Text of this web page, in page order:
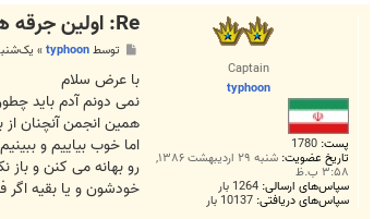
Captain
typhoon
پست: 1780
تاریخ عضویت: شنبه ۲۹ اردیبهشت ۱۳۸۶,
۳:۵۸ ب.ظ
سپاس‌های ارسالی: 1264 بار
سپاس‌های دریافتی: 10137 بار
Re: اولین جرقه های جنگ؛ لاريجاني:بخدمت كشتي‌هاي آنان خواهيم
ت
توسطtyphoon
» یک‌شنبه ۳۰ خرداد ۱۳۸۹,
با عرض سلام
نمی دونم آدم باید
همین انجمن آنچنان از برنامه مشترک رژیم پهلوی و
اما خوب بیاییم و
رو بهانه می کنن و باز
خودشون و یا بقیه